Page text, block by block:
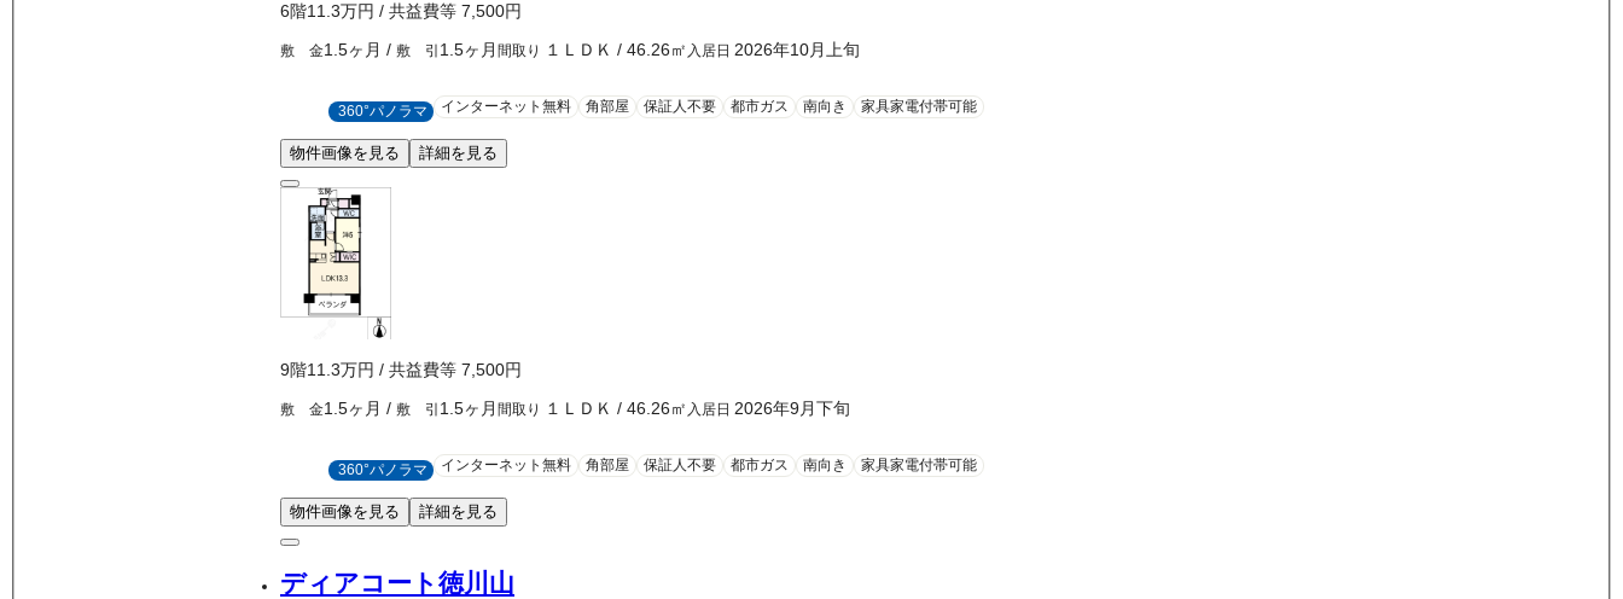
6階11.3万円 / 共益費等 7,500円
敷 金1.5ヶ月 / 敷 引 1.5ヶ月 間取り １ＬＤＫ / 46.26㎡ 入居日 2026年10月上旬
360°パノラマ インターネット無料 角部屋 保証人不要 都市ガス 南向き 家具家電付帯可能
物件画像を見る 詳細を見る
9階11.3万円 / 共益費等 7,500円
敷 金1.5ヶ月 / 敷 引 1.5ヶ月 間取り １ＬＤＫ / 46.26㎡ 入居日 2026年9月下旬
360°パノラマ インターネット無料 角部屋 保証人不要 都市ガス 南向き 家具家電付帯可能
物件画像を見る 詳細を見る
ディアコート徳川山